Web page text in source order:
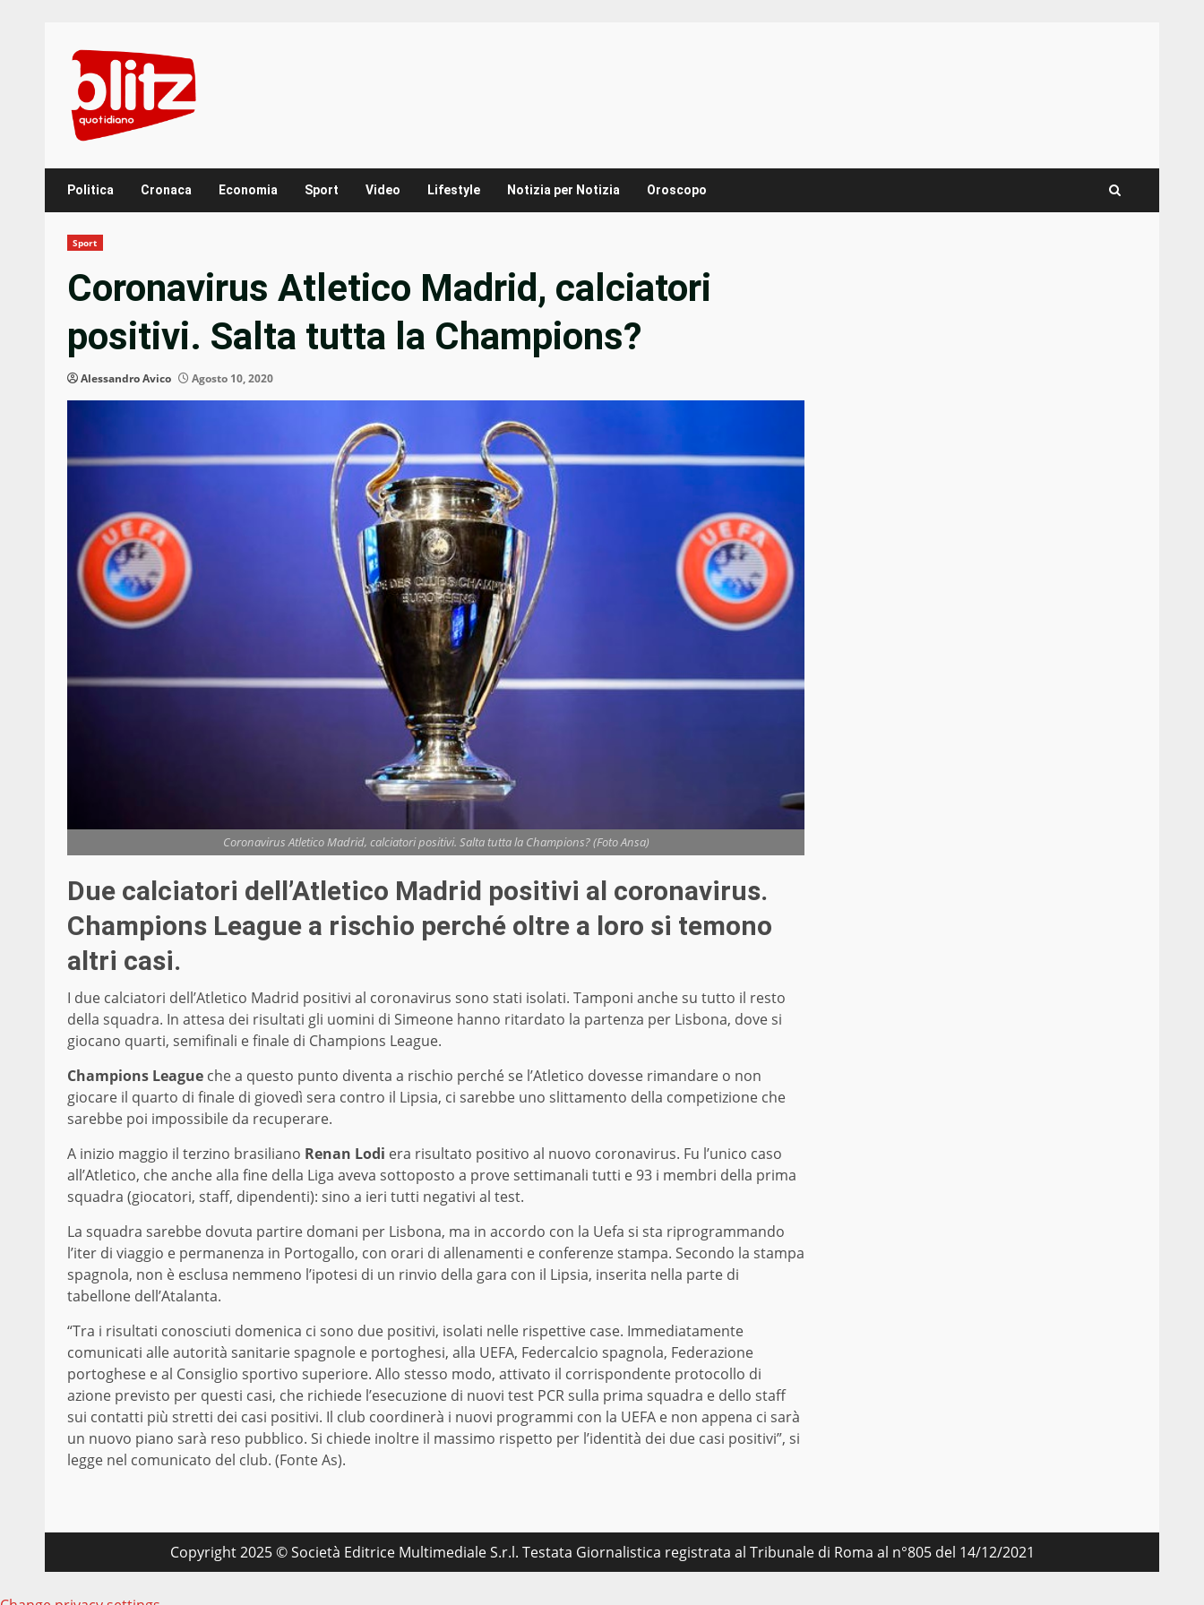
content
Politica Cronaca Economia Sport Video Lifestyle Notizia per Notizia Oroscopo
Sport
Coronavirus Atletico Madrid, calciatori
positivi. Salta tutta la Champions?
Alessandro Avico Agosto 10, 2020
Coronavirus Atletico Madrid, calciatori positivi. Salta tutta la Champions? (Foto Ansa)
Due calciatori dell’Atletico Madrid positivi al coronavirus.
Champions League a rischio perché oltre a loro si temono
altri casi.
I due calciatori dell’Atletico Madrid positivi al coronavirus sono stati isolati. Tamponi anche su tutto il resto
della squadra. In attesa dei risultati gli uomini di Simeone hanno ritardato la partenza per Lisbona, dove si
giocano quarti, semifinali e finale di Champions League.
Champions League che a questo punto diventa a rischio perché se l’Atletico dovesse rimandare o non
giocare il quarto di finale di giovedì sera contro il Lipsia, ci sarebbe uno slittamento della competizione che
sarebbe poi impossibile da recuperare.
A inizio maggio il terzino brasiliano Renan Lodi era risultato positivo al nuovo coronavirus. Fu l’unico caso
all’Atletico, che anche alla fine della Liga aveva sottoposto a prove settimanali tutti e 93 i membri della prima
squadra (giocatori, staff, dipendenti): sino a ieri tutti negativi al test.
La squadra sarebbe dovuta partire domani per Lisbona, ma in accordo con la Uefa si sta riprogrammando
l’iter di viaggio e permanenza in Portogallo, con orari di allenamenti e conferenze stampa. Secondo la stampa
spagnola, non è esclusa nemmeno l’ipotesi di un rinvio della gara con il Lipsia, inserita nella parte di
tabellone dell’Atalanta.
“Tra i risultati conosciuti domenica ci sono due positivi, isolati nelle rispettive case. Immediatamente
comunicati alle autorità sanitarie spagnole e portoghesi, alla UEFA, Federcalcio spagnola, Federazione
portoghese e al Consiglio sportivo superiore. Allo stesso modo, attivato il corrispondente protocollo di
azione previsto per questi casi, che richiede l’esecuzione di nuovi test PCR sulla prima squadra e dello staff
sui contatti più stretti dei casi positivi. Il club coordinerà i nuovi programmi con la UEFA e non appena ci sarà
un nuovo piano sarà reso pubblico. Si chiede inoltre il massimo rispetto per l’identità dei due casi positivi”, si
legge nel comunicato del club. (Fonte As).
Copyright 2025 © Società Editrice Multimediale S.r.l. Testata Giornalistica registrata al Tribunale di Roma al n°805 del 14/12/2021